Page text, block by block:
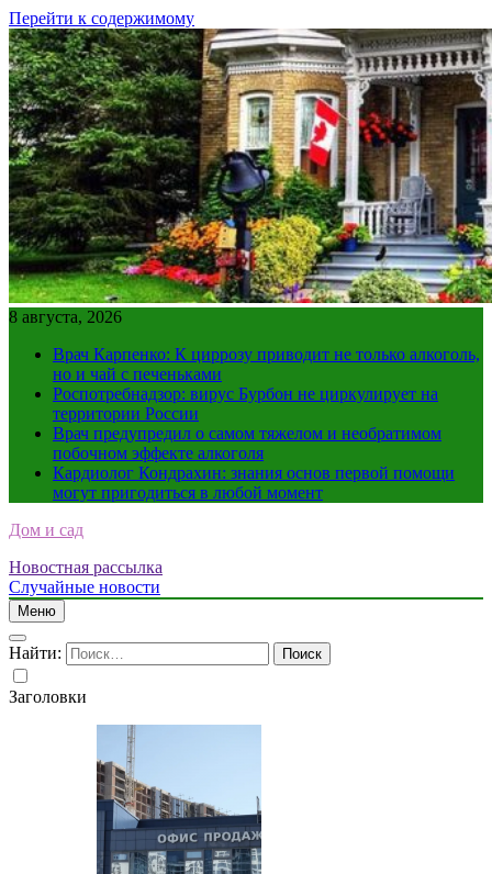
Перейти к содержимому
8 августа, 2026
Врач Карпенко: К циррозу приводит не только алкоголь,
но и чай с печеньками
Роспотребнадзор: вирус Бурбон не циркулирует на
территории России
Врач предупредил о самом тяжелом и необратимом
побочном эффекте алкоголя
Кардиолог Кондрахин: знания основ первой помощи
могут пригодиться в любой момент
Дом и сад
Новостная рассылка
Случайные новости
Меню
Найти:
Заголовки